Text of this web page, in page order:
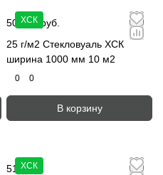
ХСК
508.50 руб.
25 г/м2 Стекловуаль ХСК
ширина 1000 мм 10 м2
0 0
В корзину
ХСК
51 руб.